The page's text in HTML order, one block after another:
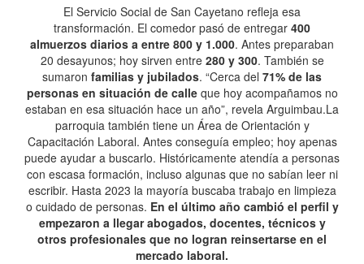
El Servicio Social de San Cayetano refleja esa
transformación. El comedor pasó de entregar 400
almuerzos diarios a entre 800 y 1.000. Antes preparaban
20 desayunos; hoy sirven entre 280 y 300. También se
sumaron familias y jubilados. “Cerca del 71% de las
personas en situación de calleque hoy acompañamos no
estaban en esa situación hace un año”, revela Arguimbau.La
parroquia también tiene un Área de Orientación y
Capacitación Laboral. Antes conseguía empleo; hoy apenas
puede ayudar a buscarlo. Históricamente atendía a personas
con escasa formación, incluso algunas que no sabían leer ni
escribir. Hasta 2023 la mayoría buscaba trabajo en limpieza
o cuidado de personas. En el último año cambió el perfil y
empezaron a llegar abogados, docentes, técnicos y
otros profesionales que no logran reinsertarse en el
mercado laboral.